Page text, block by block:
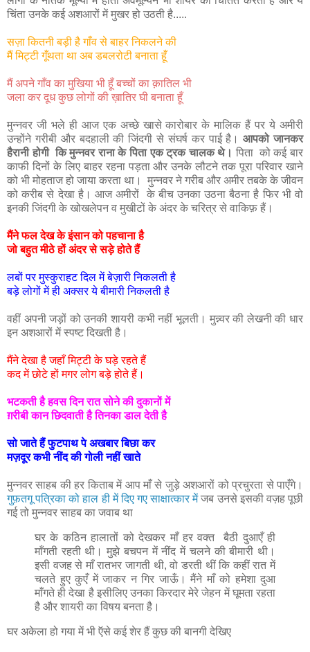
चिंता उनके कई अशआरों में मुखर हो उठती है.....
सज़ा कितनी बड़ी है गाँव से बाहर निकलने की
मैं मिट्टी गूँथता था अब डबलरोटी बनाता हूँ
मैं अपने गाँव का मुखिया भी हूँ बच्चों का क़ातिल भी
जला कर दूध कुछ लोगों की ख़ातिर घी बनाता हूँ
मुन्नवर जी भले ही आज एक अच्छे खासे कारोबार के मालिक हैं पर ये अमीरी
उन्होंने गरीबी और बदहाली की जिंदगी से संघर्ष कर पाई है। आपको जानकर
हैरानी होगी कि मुन्नवर राना के पिता एक ट्रक चालक थे। पिता को कई बार
काफी दिनों के लिए बाहर रहना पड़ता और उनके लौटने तक पूरा परिवार खाने
को भी मोहताज हो जाया करता था। मुन्नवर ने गरीब और अमीर तबके के जीवन
को करीब से देखा है। आज अमीरों के बीच उनका उठना बैठना है फिर भी वो
इनकी जिंदगी के खोखलेपन व मुखीटों के अंदर के चरित्र से वाकिफ़ हैं।
मैंने फल देख के इंसान को पहचाना है
जो बहुत मीठे हों अंदर से सड़े होते हैं
लबों पर मुस्कुराहट दिल में बेज़ारी निकलती है
बड़े लोगों में ही अक्सर ये बीमारी निकलती है
वहीं अपनी जड़ों को उनकी शायरी कभी नहीं भूलती। मुन्न्वर की लेखनी की धार
इन अशआरों में स्पष्ट दिखती है।
मैंने देखा है जहाँ मिट्टी के घड़े रहते हैं
कद में छोटे हों मगर लोग बड़े होते हैं।
भटकती है हवस दिन रात सोने की दुकानों में
ग़रीबी कान छिदवाती है तिनका डाल देती है
सो जाते हैं फुटपाथ पे अखबार बिछा कर
मज़दूर कभी नींद की गोली नहीं खाते
मुन्नवर साहब की हर किताब में आप माँ से जुड़े अशआरों को प्रचुरता से पाएँगे।
गुफ़तगू पत्रिका को हाल ही में दिए गए साक्षात्कार मेंजब उनसे इसकी वज़ह पूछी
गई तो मुन्नवर साहब का जवाब था
घर के कठिन हालातों को देखकर माँ हर वक्त बैठी दुआएँ ही
माँगती रहती थी। मुझे बचपन में नींद में चलने की बीमारी थी।
इसी वजह से माँ रातभर जागती थी, वो डरती थीं कि कहीं रात में
चलते हुए कुएँ में जाकर न गिर जाऊँ। मैंने माँ को हमेशा दुआ
माँगते ही देखा है इसीलिए उनका किरदार मेरे जेहन में घूमता रहता
है और शायरी का विषय बनता है।
घर अकेला हो गया में भी ऍसे कई शेर हैं कुछ की बानगी देखिए